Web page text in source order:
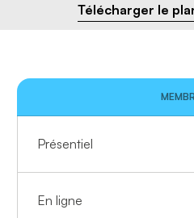
Présentiel
En ligne
Télécharger le